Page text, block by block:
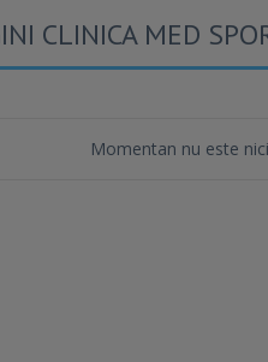
CLINICA MED
Momentan nu este